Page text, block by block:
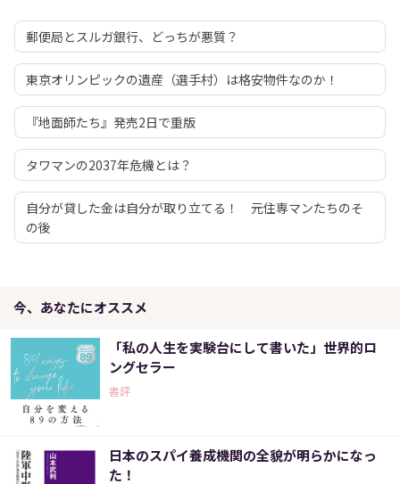
郵便局とスルガ銀行、どっちが悪質？
東京オリンピックの遺産（選手村）は格安物件なのか！
『地面師たち』発売2日で重版
タワマンの2037年危機とは？
自分が貸した金は自分が取り立てる！ 元住専マンたちのそ
の後
今、あなたにオススメ
「私の人生を実験台にして書いた」世界的ロ
ングセラー
書評
日本のスパイ養成機関の全貌が明らかになっ
た！